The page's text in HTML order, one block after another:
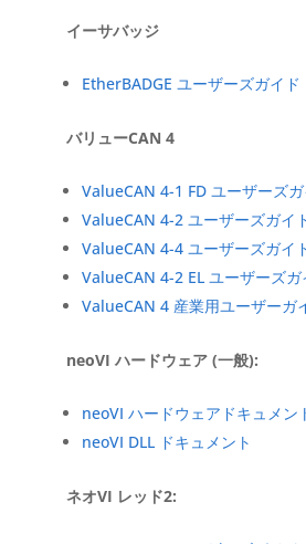
イーサバッジ
EtherBADGE ユーザーズガイド
バリューCAN 4
ValueCAN 4-1 FD ユーザーズガ
ValueCAN 4-2 ユーザーズガイ
ValueCAN 4-4 ユーザーズガイ
ValueCAN 4-2 EL ユーザーズガ
ValueCAN 4 産業用ユーザーガ
neoVI ハードウェア (一般):
neoVI ハードウェアドキュメン
neoVI DLL ドキュメント
ネオVI レッド2: